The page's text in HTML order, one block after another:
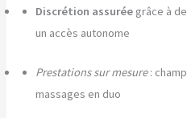
Discrétion assurée grâce à
un accès autonome
Prestations sur mesure:
massages en duo